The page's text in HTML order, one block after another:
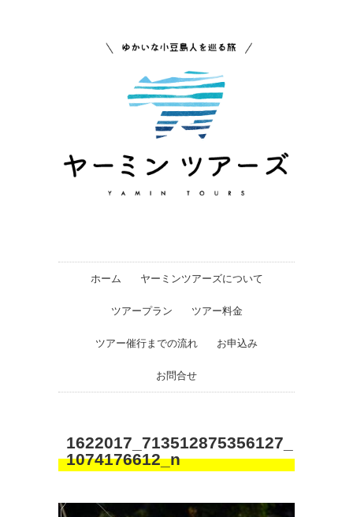
ホーム ヤーミンツアーズについて
ツアープラン ツアー料金
ツアー催行までの流れ お申込み
お問合せ
1622017_713512875356127_
1074176612_n